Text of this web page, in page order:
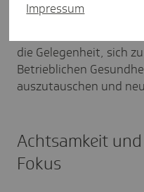
Zahlreiche
die Gelegenheit, sich
Betrieblichen
auszutauschen und
Achtsamkeit
Fokus
Impressum